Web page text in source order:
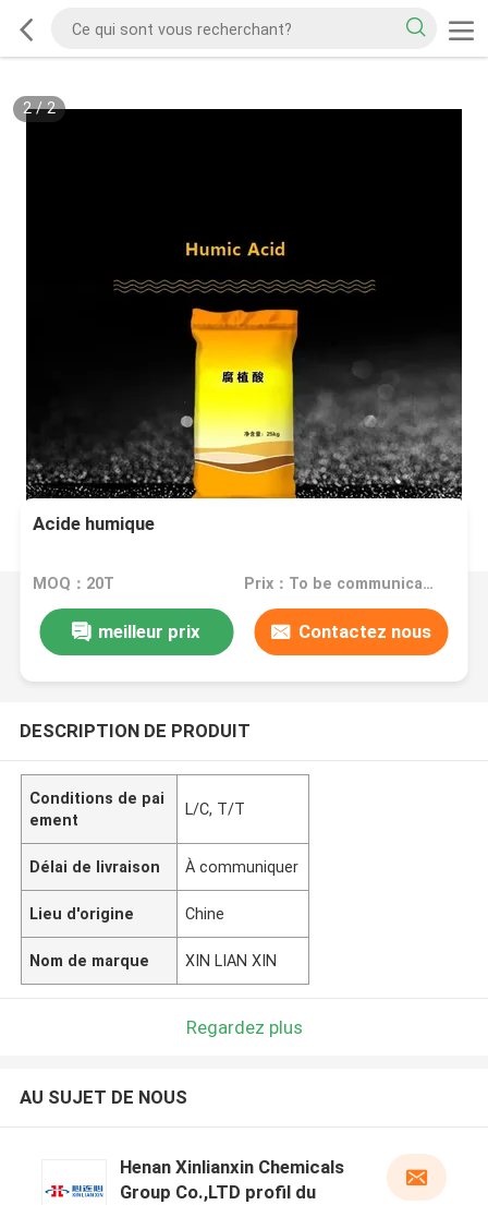
2/2
Acide humique
MOQ：20T Prix：To be communicated
meilleur prix Contactez nous
DESCRIPTION DE PRODUIT
Conditions de pai
ement
L/C, T/T
Délai de livraison À communiquer
Lieu d'origine Chine
Nom de marque XIN LIAN XIN
Regardez plus
AU SUJET DE NOUS
Henan Xinlianxin Chemicals
Group Co.,LTD profil du